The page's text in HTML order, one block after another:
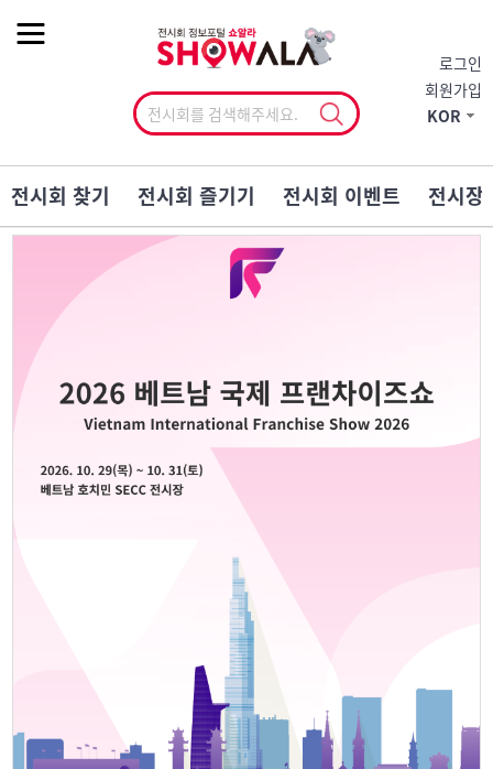
로그인
회원가입
KOR
전시회 찾기 전시회 즐기기 전시회 이벤트 전시장